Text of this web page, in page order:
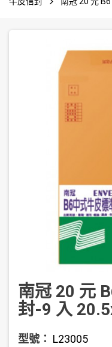
南冠 20 元
封-9 入
型號： L23005